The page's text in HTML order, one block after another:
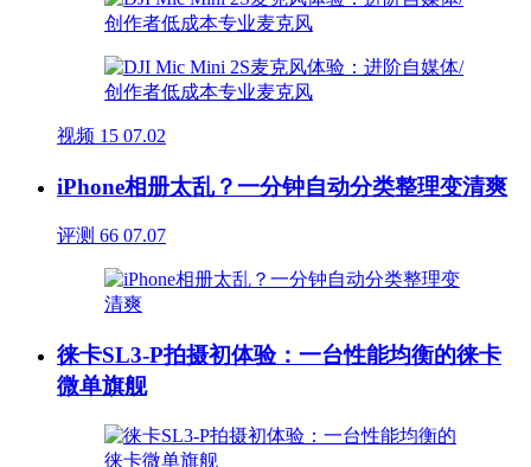
视频 15 07.02
iPhone相册太乱？一分钟自动分类整理变清爽
评测 66 07.07
徕卡SL3-P拍摄初体验：一台性能均衡的徕卡
微单旗舰